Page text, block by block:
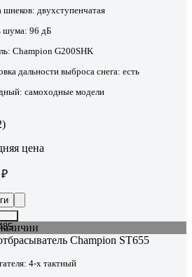
шнеков: двухступенчатая
шума: 96 дБ
Champion G200SHK
дальности выброса снега: есть
самоходные модели
цена
₽
Champion ST655
4-х тактный